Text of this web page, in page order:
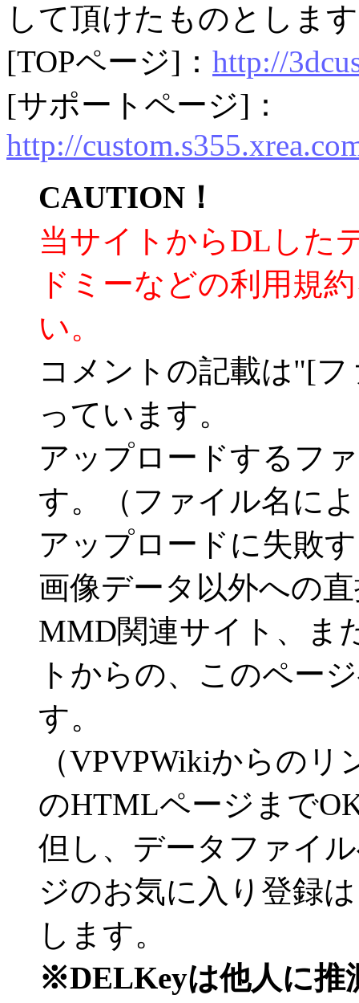
して頂けたものとしま
[TOPページ]： http://
[サポートページ]：
http://
CAUTION！
当サイトからDLした
ドミーなどの利用規
い。
コメントの記載は"[
っています。
アップロードするフ
す。（ファイル名に
アップロードに失敗
画像データ以外への
MMD関連サイト、ま
トからの、このペー
す。
（VPVPWikiからの
のHTMLページまで
但し、データファイ
ジのお気に入り登録
します。
※DELKeyは他人に推